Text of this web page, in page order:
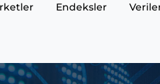
Endeksler